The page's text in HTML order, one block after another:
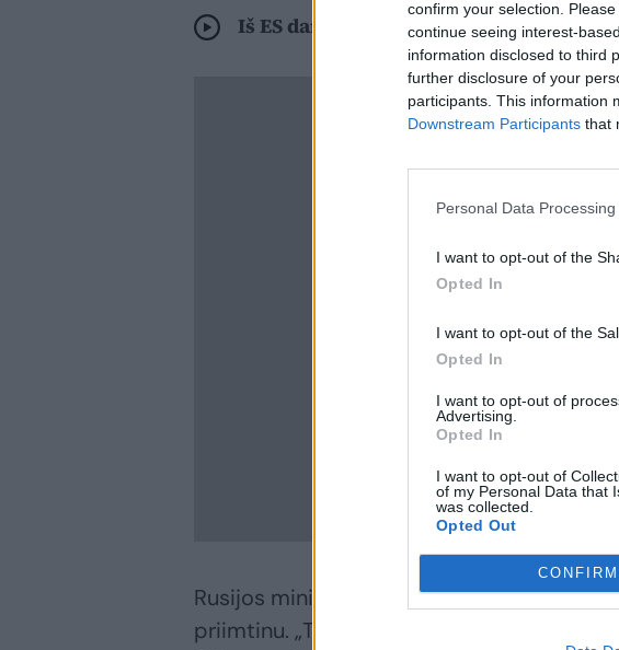
confirm your selection.
continue seeing interest-
information disclosed to third
further disclosure of your
participants. This information
Downstream Participants that
Personal Data
I want to opt-out of the
Opted In
I want to opt-out of the
Opted In
I want to opt-out of
Advertising.
Opted In
I want to opt-out of
of my Personal Data that
was collected.
Opted Out
CONFIRM
Iš ES dar vienas smūgis Rusijai:
Rusijos ministras pirmininkas Michailas
priimtinu. „Tai visiškai neatrodo